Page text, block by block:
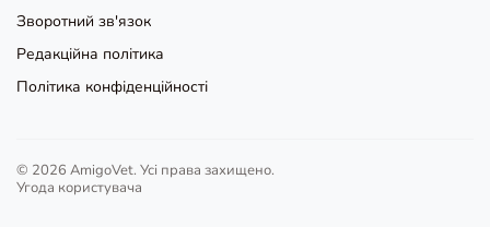
Зворотний зв'язок
Редакційна політика
Політика конфіденційності
© 2026 AmigoVet. Усі права захищено.
Угода користувача